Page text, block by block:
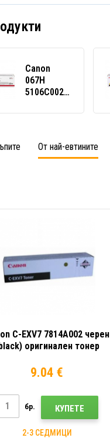
Canon
067H
5106C002
(black)
От най-евтините
C-EXV7 7814A002 черен
оригинален тонер
9.04 €
бр. КУПЕТЕ
2-3 СЕДМИЦИ